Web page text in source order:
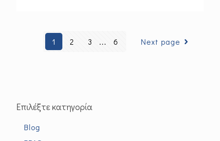
1 2 3 ... 6 Next page
Επιλέξτε κατηγορία
Blog